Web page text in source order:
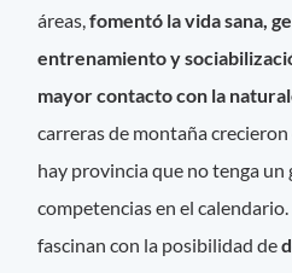
áreas,fomentó la vida sana,
entrenamiento y
mayor contacto con la
carreras de montaña
hay provincia que no tenga
competencias en el
fascinan con la posibilidad de